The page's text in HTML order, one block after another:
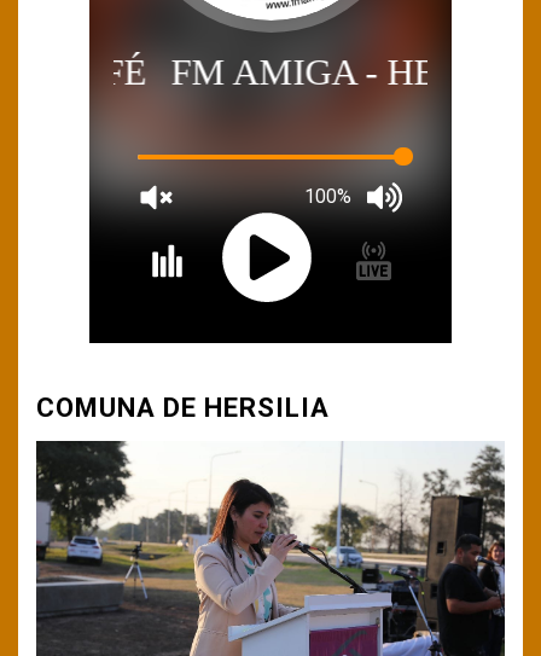
COMUNA DE HERSILIA